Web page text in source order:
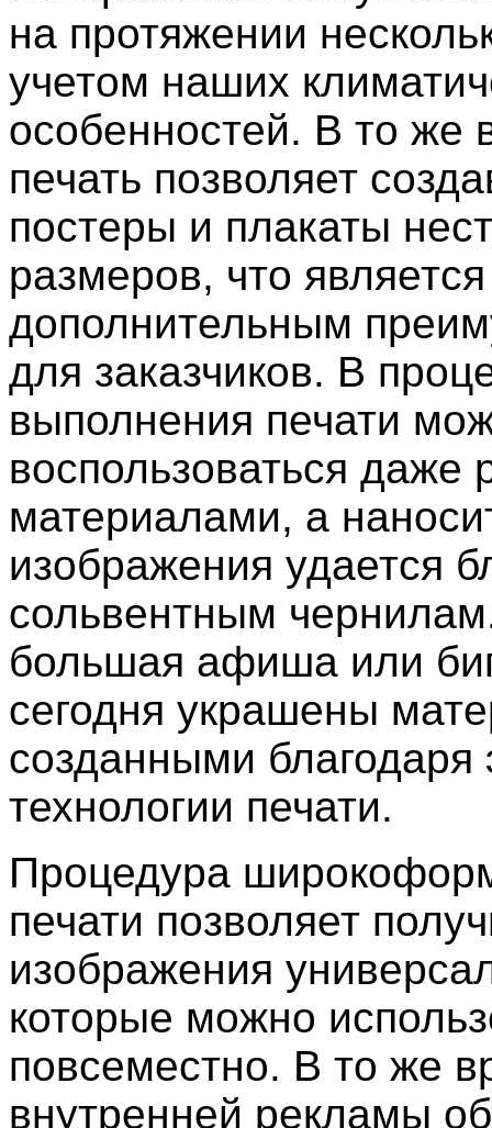
на протяжении
учетом наших
особенностей. В то же
печать позволяет
постеры и плакаты
размеров, что является
дополнительным
для заказчиков. В
выполнения печати
воспользоваться даже
материалами, а
изображения удается
сольвентным
большая афиша или
сегодня украшены
созданными благодаря
технологии печати.
Процедура
печати позволяет
изображения
которые можно
повсеместно. В то же
внутренней рекламы